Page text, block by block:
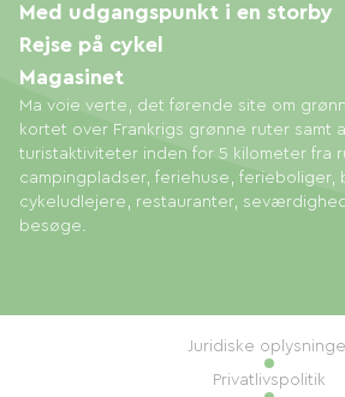
Ma voie verte, det førende site om
kortet over Frankrigs grønne ruter samt
turistaktiviteter inden for 5 kilometer fra
campingpladser, feriehuse, ferieboliger,
cykeludlejere, restauranter,
besøge.
Med udgangspunkt i en storby
Rejse på cykel
Magasinet
Juridiske
Privatlivspolitik